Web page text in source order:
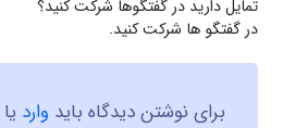
تمایل دارید در گفتگوها شرکت کنید؟
در گفتگو ها شرکت کنید.
برای نوشتن دیدگاه باید وارد یا